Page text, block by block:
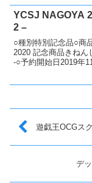
YCSJ NAGOYA
2 –
○種別特別記念品○商
2020 記念商品きね
-○予約開始日2019年
遊戯王OCGス
デ